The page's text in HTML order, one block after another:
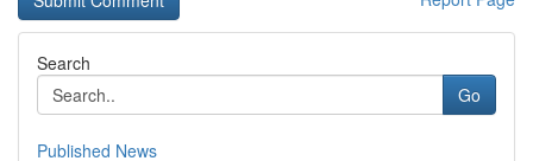
Search
Go
Published News